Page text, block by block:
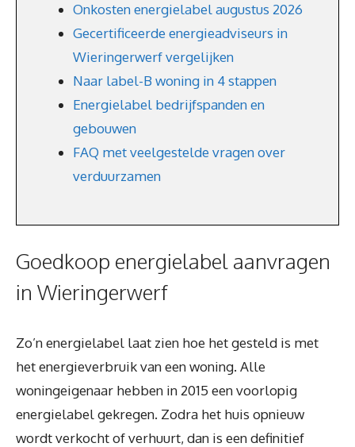
Onkosten energielabel augustus 2026
Gecertificeerde energieadviseurs in
Wieringerwerf vergelijken
Naar label-B woning in 4 stappen
Energielabel bedrijfspanden en
gebouwen
FAQ met veelgestelde vragen over
verduurzamen
Goedkoop energielabel aanvragen
in Wieringerwerf
Zo’n energielabel laat zien hoe het gesteld is met
het energieverbruik van een woning. Alle
woningeigenaar hebben in 2015 een voorlopig
energielabel gekregen. Zodra het huis opnieuw
wordt verkocht of verhuurt, dan is een definitief